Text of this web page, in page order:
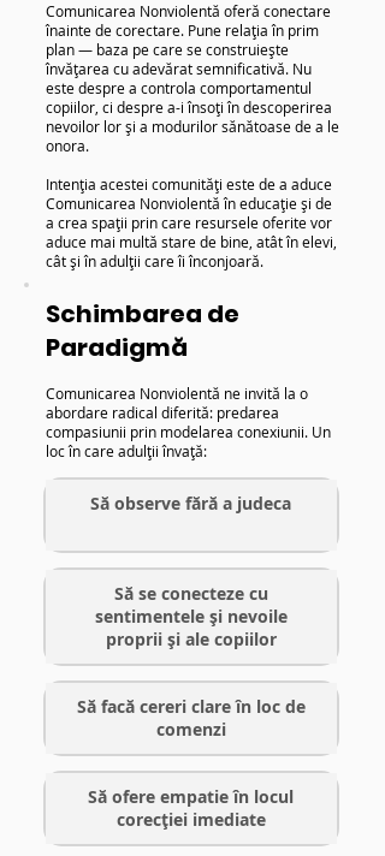
Comunicarea Nonviolentă oferă conectare
înainte de corectare. Pune relația în prim
plan — baza pe care se construiește
învățarea cu adevărat semnificativă. Nu
este despre a controla comportamentul
copiilor, ci despre a-i însoți în descoperirea
nevoilor lor și a modurilor sănătoase de a le
onora.
Intenția acestei comunități este de a aduce
Comunicarea Nonviolentă în educație și de
a crea spații prin care resursele oferite vor
aduce mai multă stare de bine, atât în elevi,
cât și în adulții care îi înconjoară.
Schimbarea de
Paradigmă
Comunicarea Nonviolentă ne invită la o
abordare radical diferită: predarea
compasiunii prin modelarea conexiunii. Un
loc în care adulții învață:​​
Să observe fără a judeca
Să se conecteze cu
sentimentele și nevoile
proprii și ale copiilor
Să facă cereri clare în loc de
comenzi
Să ofere empatie în locul
corecției imediate